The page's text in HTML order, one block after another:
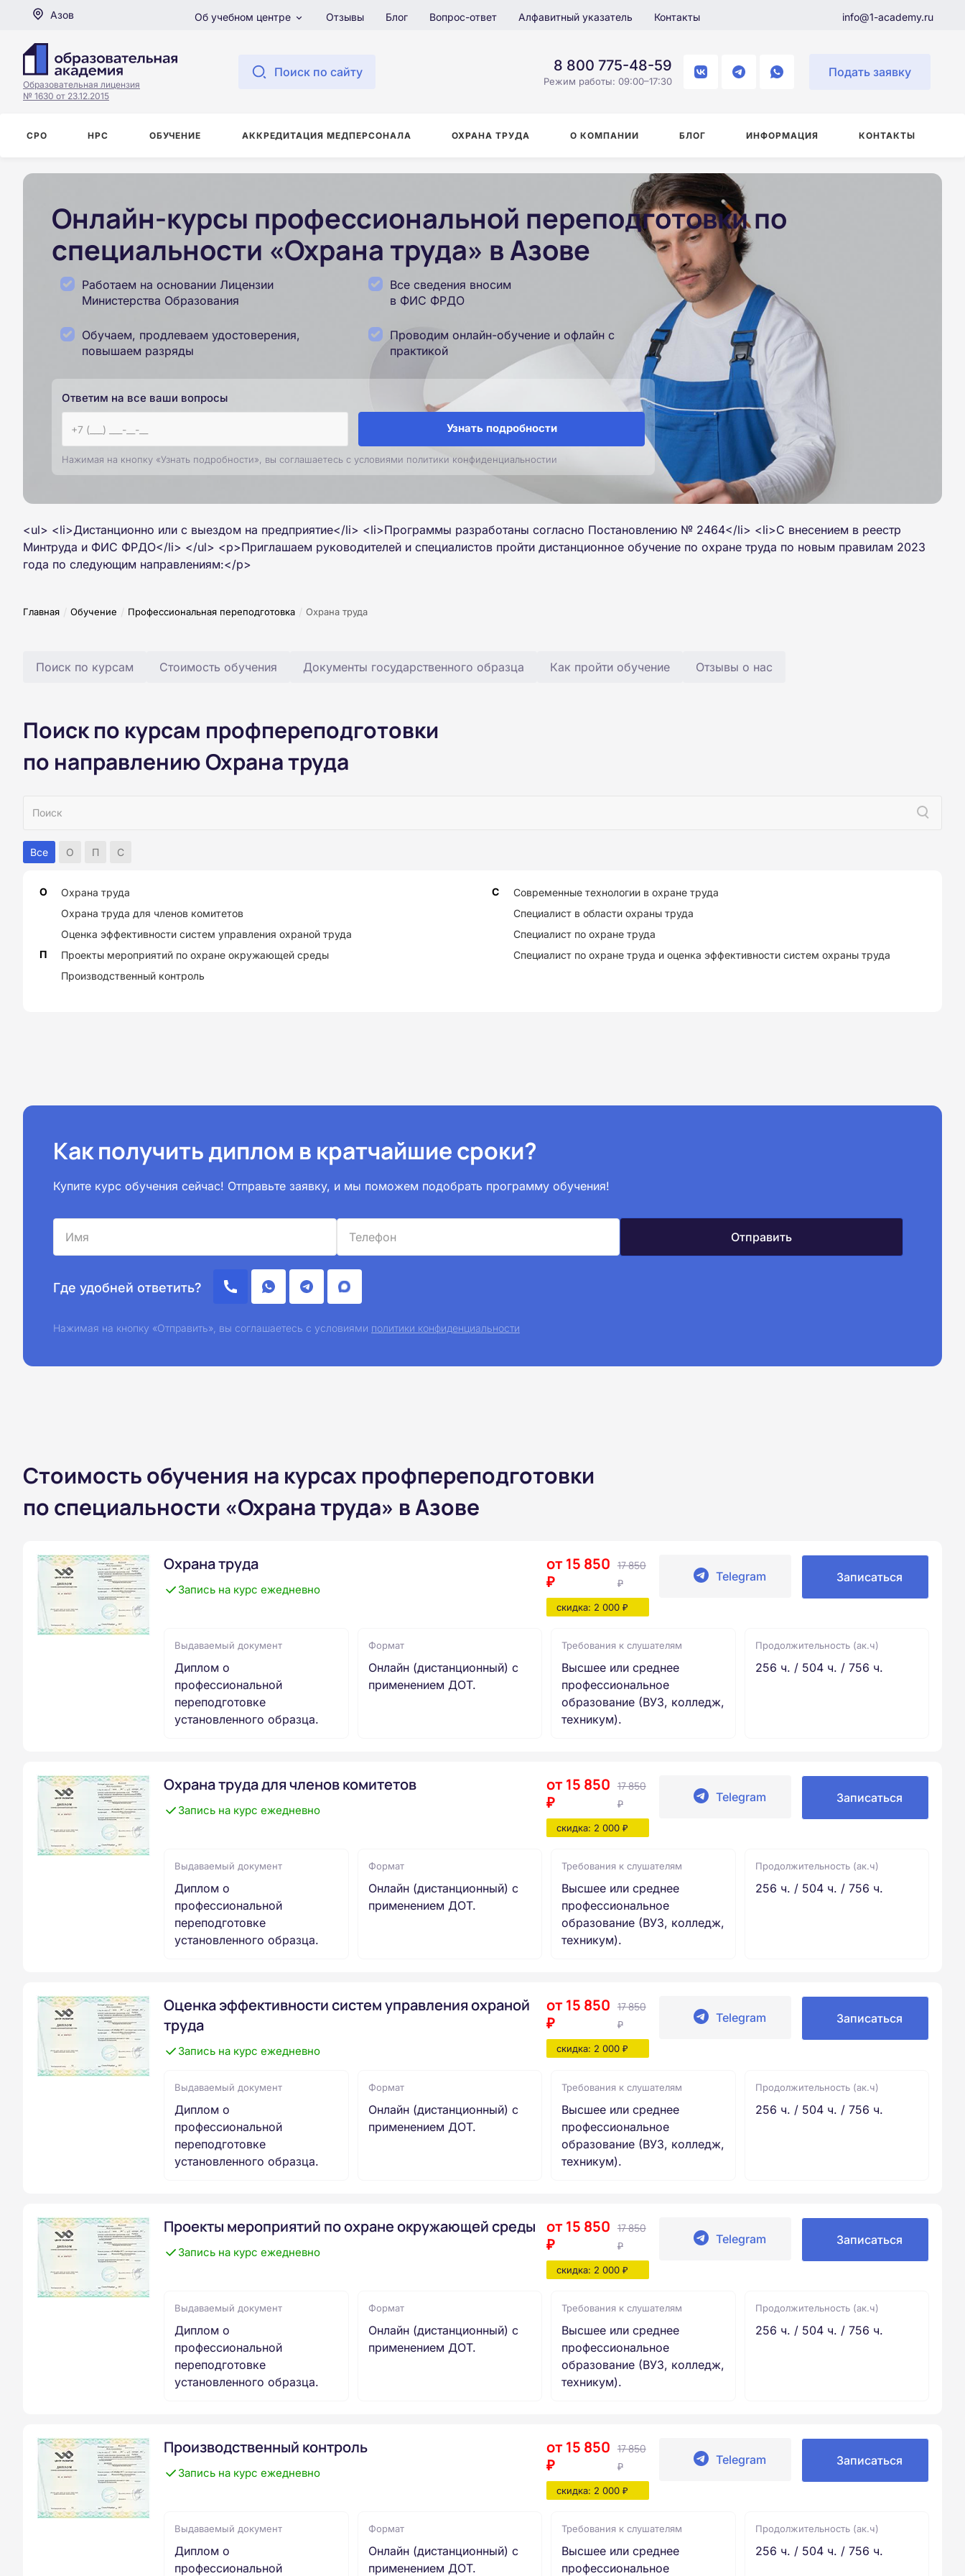
Азов Об учебном центре Отзывы Блог Вопрос-ответ Алфавитный указатель Контакты info@1-academy.ru
Образовательная лицензия
№ 1630 от 23.12.2015
Поиск по сайту 8 800 775-48-59
Режим работы: 09:00–17:30
Подать заявку
СРО НРС ОБУЧЕНИЕ АККРЕДИТАЦИЯ МЕДПЕРСОНАЛА ОХРАНА ТРУДА О КОМПАНИИ БЛОГ ИНФОРМАЦИЯ КОНТАКТЫ
Онлайн-курсы профессиональной переподготовки по
специальности «Охрана труда» в Азове
Работаем на основании Лицензии
Министерства Образования
Все сведения вносим
в ФИС ФРДО
Обучаем, продлеваем удостоверения,
повышаем разряды
Проводим онлайн-обучение и офлайн с
практикой
Ответим на все ваши вопросы
Узнать подробности
Нажимая на кнопку «Узнать подробности», вы соглашаетесь с условиями политики конфиденциальностии
<ul> <li>Дистанционно или с выездом на предприятие</li> <li>Программы разработаны согласно Постановлению № 2464</li> <li>С внесением в реестр
Минтруда и ФИС ФРДО</li> </ul> <p>Приглашаем руководителей и специалистов пройти дистанционное обучение по охране труда по новым правилам 2023
года по следующим направлениям:</p>
Главная / Обучение / Профессиональная переподготовка / Охрана труда
Поиск по курсам Стоимость обучения Документы государственного образца Как пройти обучение Отзывы о нас
Поиск по курсам профпереподготовки
по направлению Охрана труда
Все О П С
О
Охрана труда
Охрана труда для членов комитетов
Оценка эффективности систем управления охраной труда
П
Проекты мероприятий по охране окружающей среды
Производственный контроль
С
Современные технологии в охране труда
Специалист в области охраны труда
Специалист по охране труда
Специалист по охране труда и оценка эффективности систем охраны труда
Как получить диплом в кратчайшие сроки?
Купите курс обучения сейчас! Отправьте заявку, и мы поможем подобрать программу обучения!
Где удобней ответить?
Нажимая на кнопку «Отправить», вы соглашаетесь с условиями политики конфиденциальности
Стоимость обучения на курсах профпереподготовки
по специальности «Охрана труда» в Азове
Охрана труда
Запись на курс ежедневно
от 15 850
₽
17 850
₽
скидка: 2 000 ₽
Telegram Записаться
Выдаваемый документ
Диплом о
профессиональной
переподготовке
установленного образца.
Формат
Онлайн (дистанционный) с
применением ДОТ.
Требования к слушателям
Высшее или среднее
профессиональное
образование (ВУЗ, колледж,
техникум).
Продолжительность (ак.ч)
256 ч. / 504 ч. / 756 ч.
Охрана труда для членов комитетов
Запись на курс ежедневно
от 15 850
₽
17 850
₽
скидка: 2 000 ₽
Telegram Записаться
Выдаваемый документ
Диплом о
профессиональной
переподготовке
установленного образца.
Формат
Онлайн (дистанционный) с
применением ДОТ.
Требования к слушателям
Высшее или среднее
профессиональное
образование (ВУЗ, колледж,
техникум).
Продолжительность (ак.ч)
256 ч. / 504 ч. / 756 ч.
Оценка эффективности систем управления охраной
труда
Запись на курс ежедневно
от 15 850
₽
17 850
₽
скидка: 2 000 ₽
Telegram Записаться
Выдаваемый документ
Диплом о
профессиональной
переподготовке
установленного образца.
Формат
Онлайн (дистанционный) с
применением ДОТ.
Требования к слушателям
Высшее или среднее
профессиональное
образование (ВУЗ, колледж,
техникум).
Продолжительность (ак.ч)
256 ч. / 504 ч. / 756 ч.
Проекты мероприятий по охране окружающей среды
Запись на курс ежедневно
от 15 850
₽
17 850
₽
скидка: 2 000 ₽
Telegram Записаться
Выдаваемый документ
Диплом о
профессиональной
переподготовке
установленного образца.
Формат
Онлайн (дистанционный) с
применением ДОТ.
Требования к слушателям
Высшее или среднее
профессиональное
образование (ВУЗ, колледж,
техникум).
Продолжительность (ак.ч)
256 ч. / 504 ч. / 756 ч.
Производственный контроль
Запись на курс ежедневно
от 15 850
₽
17 850
₽
скидка: 2 000 ₽
Telegram Записаться
Выдаваемый документ
Диплом о
профессиональной
Формат
Онлайн (дистанционный) с
применением ДОТ.
Требования к слушателям
Высшее или среднее
профессиональное
Продолжительность (ак.ч)
256 ч. / 504 ч. / 756 ч.